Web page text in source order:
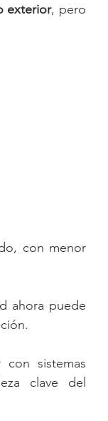
exterior, pero
con menor
ahora puede
sistemas
clave del